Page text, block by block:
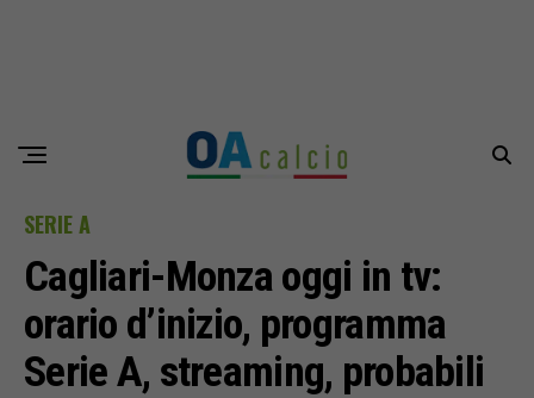
SERIE A
Cagliari-Monza oggi in tv:
orario d’inizio, programma
Serie A, streaming, probabili